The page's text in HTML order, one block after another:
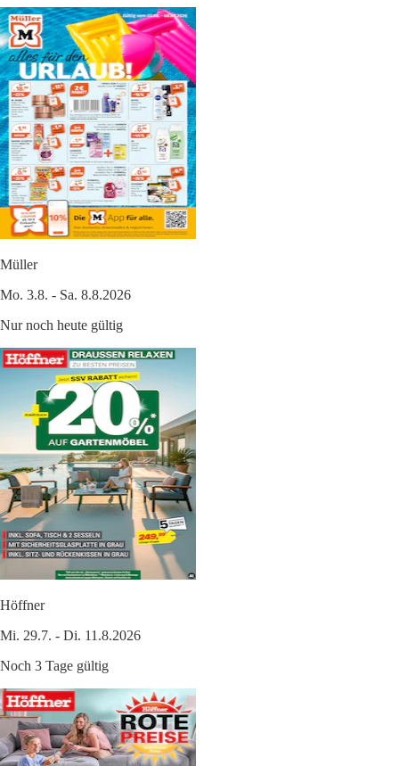
Müller
Mo. 3.8. - Sa. 8.8.2026
Nur noch heute gültig
Höffner
Mi. 29.7. - Di. 11.8.2026
Noch 3 Tage gültig